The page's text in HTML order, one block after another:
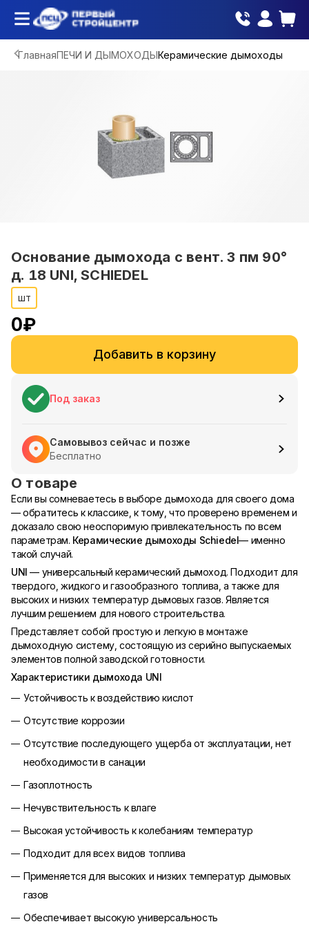
ГлавнаяПЕЧИ И ДЫМОХОДЫКерамические дымоходы
Основание дымохода с вент. 3 пм 90°
д. 18 UNI, SCHIEDEL
шт
0₽
Добавить в корзину
Под заказ
Самовывоз сейчас и позже
Бесплатно
О товаре
Если вы сомневаетесь в выборе дымохода для своего дома
— обратитесь к классике, к тому, что проверено временем и
доказало свою неоспоримую привлекательность по всем
параметрам. Керамические дымоходы Schiedel— именно
такой случай.
UNI — универсальный керамический дымоход. Подходит для
твердого, жидкого и газообразного топлива, а также для
высоких и низких температур дымовых газов. Является
лучшим решением для нового строительства.
Представляет собой простую и легкую в монтаже
дымоходную систему, состоящую из серийно выпускаемых
элементов полной заводской готовности.
Характеристики дымохода UNI
Устойчивость к воздействию кислот
Отсутствие коррозии
Отсутствие последующего ущерба от эксплуатации, нет
необходимости в санации
Газоплотность
Нечувствительность к влаге
Высокая устойчивость к колебаниям температур
Подходит для всех видов топлива
Применяется для высоких и низких температур дымовых
газов
Обеспечивает высокую универсальность